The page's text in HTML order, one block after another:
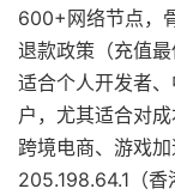
600+网络节点，
退款政策（充值最
适合个人开发者
户，尤其适合对
跨境电商、游戏
205.198.64.1（